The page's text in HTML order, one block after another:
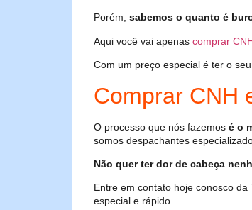
Porém, sabemos o quanto é
Aqui você vai apenas comprar
Com um preço especial é ter o
Comprar CNH
O processo que nós fazemos é o
somos despachantes
Não quer ter dor de cabeça
Entre em contato hoje conosco
especial e rápido.